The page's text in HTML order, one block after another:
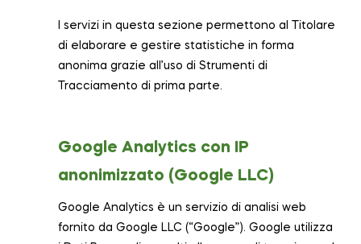
I servizi in questa sezione permettono al Titolare
di elaborare e gestire statistiche in forma
anonima grazie all’uso di Strumenti di
Tracciamento di prima parte.
Google Analytics con IP
anonimizzato (Google LLC)
Google Analytics è un servizio di analisi web
fornito da Google LLC (“Google”). Google utilizza